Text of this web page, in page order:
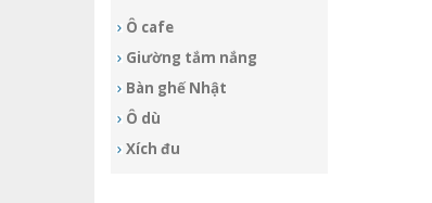
Ô cafe
Giường tắm nắng
Bàn ghế Nhật
Ô dù
Xích đu